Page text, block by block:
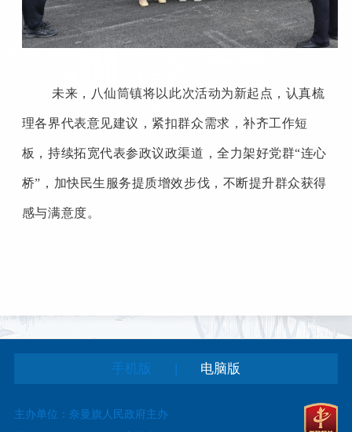
未来，八仙筒镇将以此次活动为新起点，认真梳
理各界代表意见建议，紧扣群众需求，补齐工作短
板，持续拓宽代表参政议政渠道，全力架好党群“连心
桥”，加快民生服务提质增效步伐，不断提升群众获得
感与满意度。
手机版 | 电脑版
主办单位：奈曼旗人民政府主办